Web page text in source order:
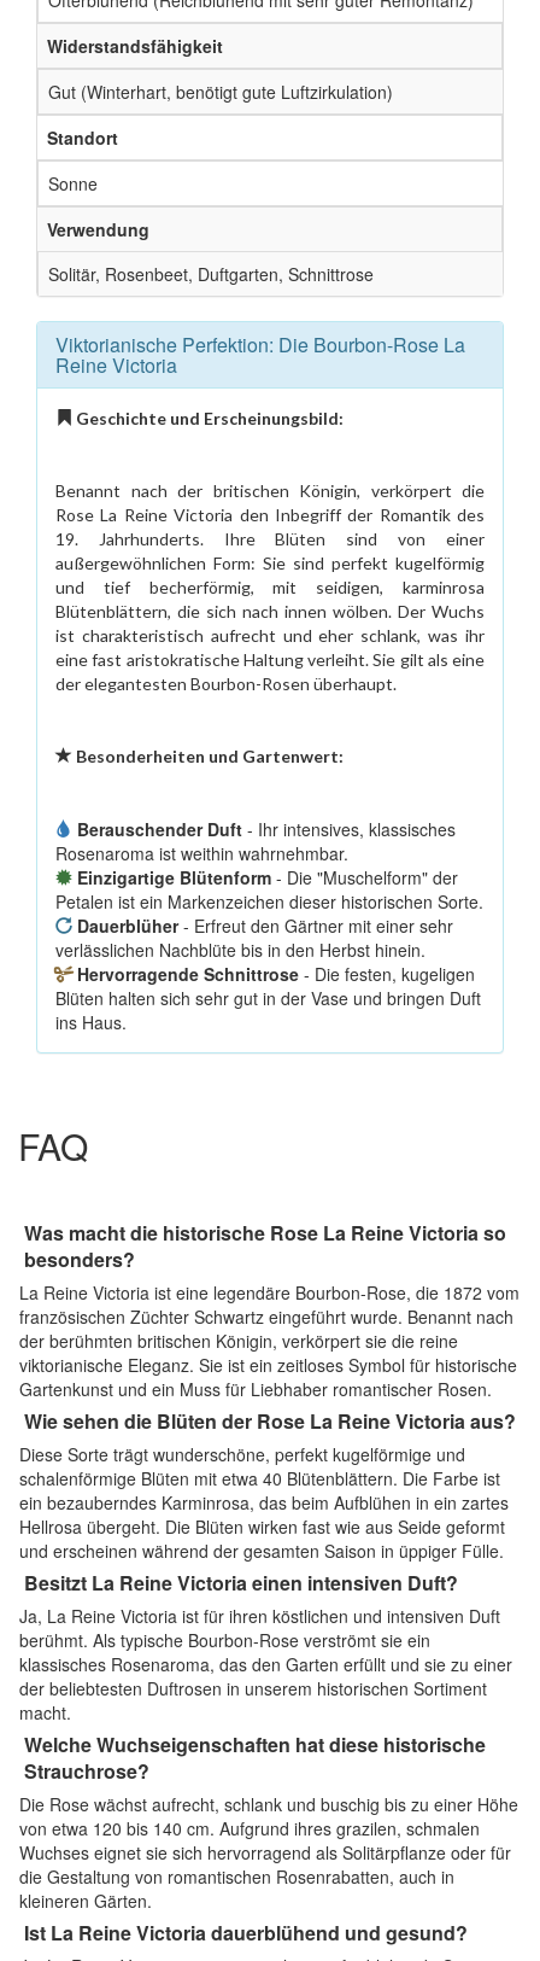
Widerstandsfähigkeit
Gut (Winterhart, benötigt gute Luftzirkulation)
Standort
Sonne
Verwendung
Solitär, Rosenbeet, Duftgarten, Schnittrose
Viktorianische Perfektion: Die Bourbon-Rose La
Reine Victoria
Geschichte und Erscheinungsbild:
Benannt nach der britischen Königin, verkörpert die
Rose La Reine Victoria den Inbegriff der Romantik des
19. Jahrhunderts. Ihre Blüten sind von einer
außergewöhnlichen Form: Sie sind perfekt kugelförmig
und tief becherförmig, mit seidigen, karminrosa
Blütenblättern, die sich nach innen wölben. Der Wuchs
ist charakteristisch aufrecht und eher schlank, was ihr
eine fast aristokratische Haltung verleiht. Sie gilt als eine
der elegantesten Bourbon-Rosen überhaupt.
Besonderheiten und Gartenwert:
Berauschender Duft - Ihr intensives, klassisches
Rosenaroma ist weithin wahrnehmbar.
Einzigartige Blütenform - Die "Muschelform" der
Petalen ist ein Markenzeichen dieser historischen Sorte.
Dauerblüher- Erfreut den Gärtner mit einer sehr
verlässlichen Nachblüte bis in den Herbst hinein.
Hervorragende Schnittrose - Die festen, kugeligen
Blüten halten sich sehr gut in der Vase und bringen Duft
ins Haus.
FAQ
Was macht die historische Rose La Reine Victoria so
besonders?
La Reine Victoria ist eine legendäre Bourbon-Rose, die 1872 vom
französischen Züchter Schwartz eingeführt wurde. Benannt nach
der berühmten britischen Königin, verkörpert sie die reine
viktorianische Eleganz. Sie ist ein zeitloses Symbol für historische
Gartenkunst und ein Muss für Liebhaber romantischer Rosen.
Wie sehen die Blüten der Rose La Reine Victoria aus?
Diese Sorte trägt wunderschöne, perfekt kugelförmige und
schalenförmige Blüten mit etwa 40 Blütenblättern. Die Farbe ist
ein bezauberndes Karminrosa, das beim Aufblühen in ein zartes
Hellrosa übergeht. Die Blüten wirken fast wie aus Seide geformt
und erscheinen während der gesamten Saison in üppiger Fülle.
Besitzt La Reine Victoria einen intensiven Duft?
Ja, La Reine Victoria ist für ihren köstlichen und intensiven Duft
berühmt. Als typische Bourbon-Rose verströmt sie ein
klassisches Rosenaroma, das den Garten erfüllt und sie zu einer
der beliebtesten Duftrosen in unserem historischen Sortiment
macht.
Welche Wuchseigenschaften hat diese historische
Strauchrose?
Die Rose wächst aufrecht, schlank und buschig bis zu einer Höhe
von etwa 120 bis 140 cm. Aufgrund ihres grazilen, schmalen
Wuchses eignet sie sich hervorragend als Solitärpflanze oder für
die Gestaltung von romantischen Rosenrabatten, auch in
kleineren Gärten.
Ist La Reine Victoria dauerblühend und gesund?